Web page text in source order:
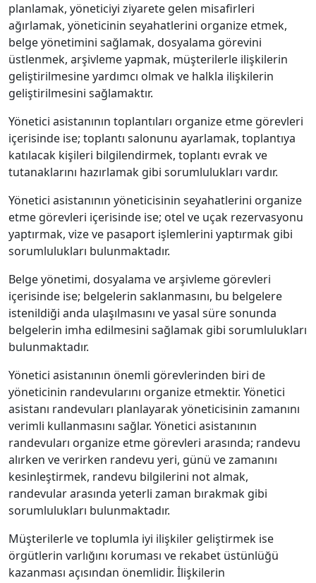
planlamak, yöneticiyi ziyarete gelen misafirleri
ağırlamak, yöneticinin seyahatlerini organize etmek,
belge yönetimini sağlamak, dosyalama görevini
üstlenmek, arşivleme yapmak, müşterilerle ilişkilerin
geliştirilmesine yardımcı olmak ve halkla ilişkilerin
geliştirilmesini sağlamaktır.
Yönetici asistanının toplantıları organize etme görevleri
içerisinde ise; toplantı salonunu ayarlamak, toplantıya
katılacak kişileri bilgilendirmek, toplantı evrak ve
tutanaklarını hazırlamak gibi sorumlulukları vardır.
Yönetici asistanının yöneticisinin seyahatlerini organize
etme görevleri içerisinde ise; otel ve uçak rezervasyonu
yaptırmak, vize ve pasaport işlemlerini yaptırmak gibi
sorumlulukları bulunmaktadır.
Belge yönetimi, dosyalama ve arşivleme görevleri
içerisinde ise; belgelerin saklanmasını, bu belgelere
istenildiği anda ulaşılmasını ve yasal süre sonunda
belgelerin imha edilmesini sağlamak gibi sorumlulukları
bulunmaktadır.
Yönetici asistanının önemli görevlerinden biri de
yöneticinin randevularını organize etmektir. Yönetici
asistanı randevuları planlayarak yöneticisinin zamanını
verimli kullanmasını sağlar. Yönetici asistanının
randevuları organize etme görevleri arasında; randevu
alırken ve verirken randevu yeri, günü ve zamanını
kesinleştirmek, randevu bilgilerini not almak,
randevular arasında yeterli zaman bırakmak gibi
sorumlulukları bulunmaktadır.
Müşterilerle ve toplumla iyi ilişkiler geliştirmek ise
örgütlerin varlığını koruması ve rekabet üstünlüğü
kazanması açısından önemlidir. İlişkilerin